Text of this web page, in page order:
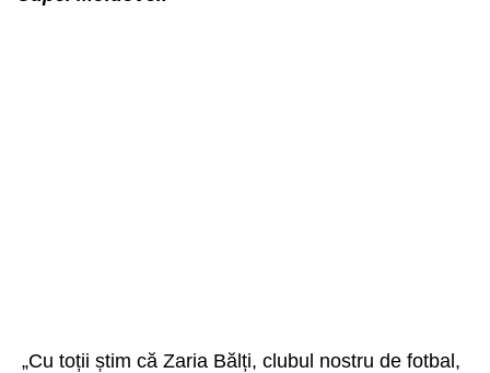
„Cu toții știm că Zaria Bălți, clubul nostru de fotbal,